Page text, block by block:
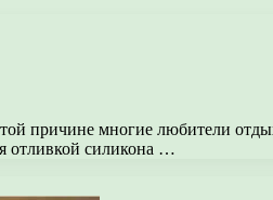
причине многие любители
отливкой силикона …